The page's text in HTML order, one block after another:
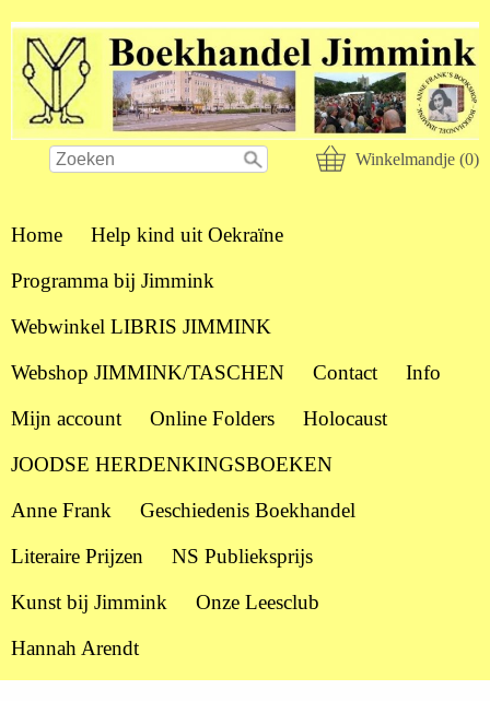
Winkelmandje (0)
Home
Help kind uit Oekraïne
Programma bij Jimmink
Webwinkel LIBRIS JIMMINK
Webshop JIMMINK/TASCHEN
Contact
Info
Mijn account
Online Folders
Holocaust
JOODSE HERDENKINGSBOEKEN
Anne Frank
Geschiedenis Boekhandel
Literaire Prijzen
NS Publieksprijs
Kunst bij Jimmink
Onze Leesclub
Hannah Arendt